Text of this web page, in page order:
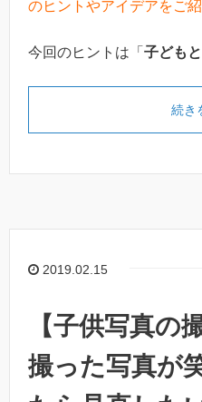
のヒントやアイデアをご紹
今回のヒントは「 子ども
続き
2019.02.15
【子供写真の
撮った写真が